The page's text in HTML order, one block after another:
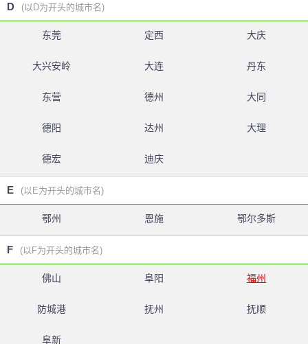
D (以D为开头的城市名)
东莞 定西 大庆
大兴安岭 大连 丹东
东营 德州 大同
德阳 达州 大理
德宏 迪庆
E (以E为开头的城市名)
鄂州 恩施 鄂尔多斯
F (以F为开头的城市名)
佛山 阜阳 福州
防城港 抚州 抚顺
阜新